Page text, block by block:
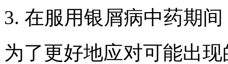
3. 在服用银屑病中药期
为了更好地应对可能出